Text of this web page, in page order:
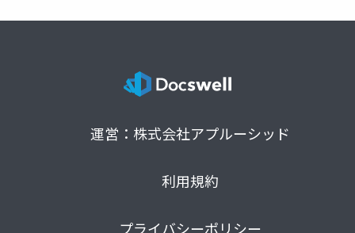
運営：株式会社アプルーシッド
利用規約
プライバシーポリシー